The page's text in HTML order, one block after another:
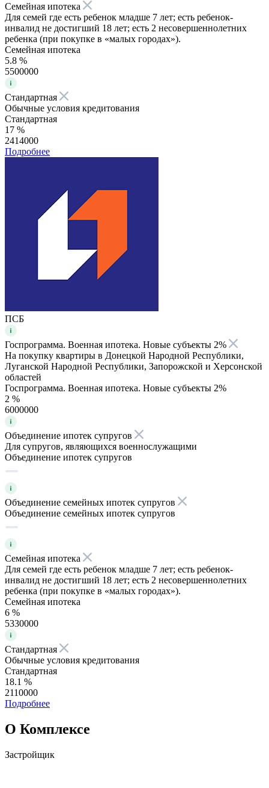
Семейная ипотека
Для семей где есть ребенок младше 7 лет; есть ребенок-
инвалид не достигший 18 лет; есть 2 несовершеннолетних
ребенка (при покупке в «малых городах»).
Семейная ипотека
5.8 %
5500000
Стандартная
Обычные условия кредитования
Стандартная
17 %
2414000
Подробнее
ПСБ
Госпрограмма. Военная ипотека. Новые субъекты 2%
На покупку квартиры в Донецкой Народной Республики,
Луганской Народной Республики, Запорожской и Херсонской
областей
Госпрограмма. Военная ипотека. Новые субъекты 2%
2 %
6000000
Объединение ипотек супругов
Для супругов, являющихся военнослужащими
Объединение ипотек супругов
Объединение семейных ипотек супругов
Объединение семейных ипотек супругов
Семейная ипотека
Для семей где есть ребенок младше 7 лет; есть ребенок-
инвалид не достигший 18 лет; есть 2 несовершеннолетних
ребенка (при покупке в «малых городах»).
Семейная ипотека
6 %
5330000
Стандартная
Обычные условия кредитования
Стандартная
18.1 %
2110000
Подробнее
О Комплексе
Застройщик